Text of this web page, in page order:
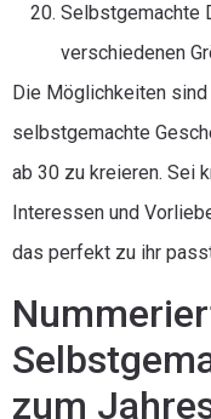
Selbstgemachte
verschiedenen
Die Möglichkeiten
selbstgemachte
ab 30 zu kreieren. Sei
Interessen und
das perfekt zu ihr
zum